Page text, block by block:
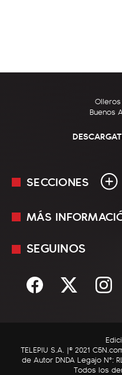
Olleros
Buenos
SECCIONES
En Vivo
Sociedad
C5N Autos
RatingCero
MÁS
Mediakit
Términos y condiciones
SEGUINOS
TELEPIU S.A. |© 2021
de Autor DNDA Legajo N°:
Todos los